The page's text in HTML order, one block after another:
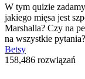
W tym quizie
jakiego mięsa jest
Marshalla? Czy na
na wszystkie
Betsy
158,486 rozwiązań